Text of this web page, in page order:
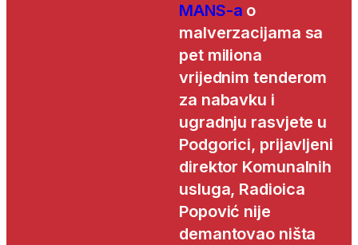
MANS-a o
malverzacijama sa
pet miliona
vrijednim tenderom
za nabavku i
ugradnju rasvjete u
Podgorici, prijavljeni
direktor Komunalnih
usluga, Radioica
Popović nije
demantovao ništa